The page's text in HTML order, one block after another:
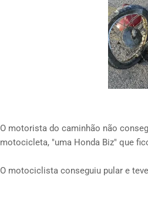
O motorista do caminhão não
motocicleta, "uma Honda Biz" que
O motociclista conseguiu pular e